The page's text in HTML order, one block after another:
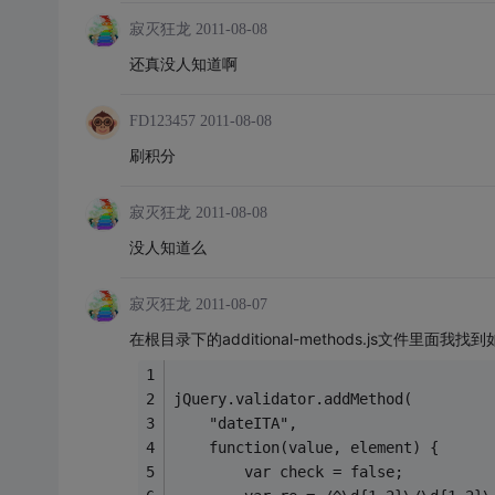
寂灭狂龙 2011-08-08
还真没人知道啊
FD123457 2011-08-08
刷积分
寂灭狂龙 2011-08-08
没人知道么
寂灭狂龙 2011-08-07
在根目录下的additional-methods.js文件里面我找到
jQuery.validator.addMethod(
	"dateITA",
	function(value, element) {
		var check = false;